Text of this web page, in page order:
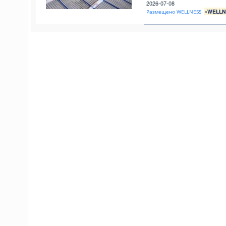
2026-07-08
Размещено WELLNESS